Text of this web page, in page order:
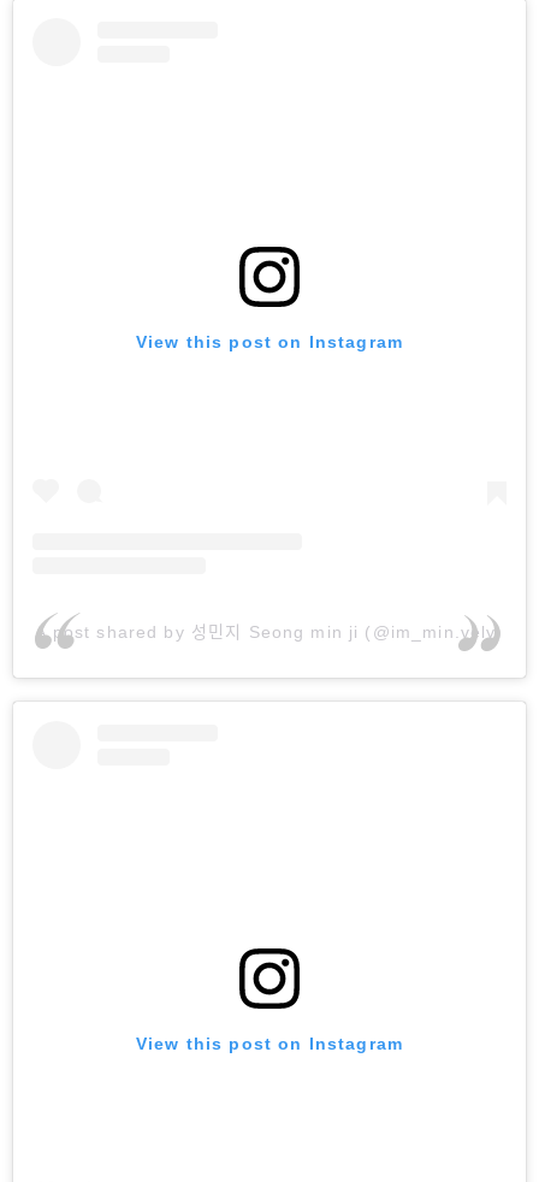
View this post on Instagram
A post shared by 성민지 Seong min ji (@im_min.vely)
View this post on Instagram